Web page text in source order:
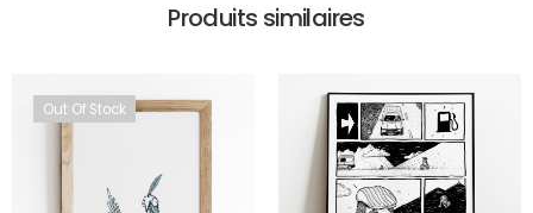
Produits similaires
Out Of Stock